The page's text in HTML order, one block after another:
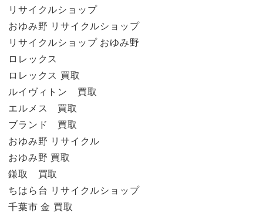
リサイクルショップ
おゆみ野 リサイクルショップ
リサイクルショップ おゆみ野
ロレックス
ロレックス 買取
ルイヴィトン 買取
エルメス 買取
ブランド 買取
おゆみ野 リサイクル
おゆみ野 買取
鎌取 買取
ちはら台 リサイクルショップ
千葉市 金 買取